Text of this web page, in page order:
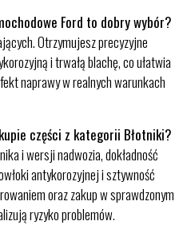
Ford to dobry wybór?
Otrzymujesz precyzyjne
i trwałą blachę, co ułatwia
naprawy w realnych warunkach
części z kategorii Błotniki?
i wersji nadwozia, dokładność
antykorozyjnej i sztywność
oraz zakup w sprawdzonym
ryzyko problemów.